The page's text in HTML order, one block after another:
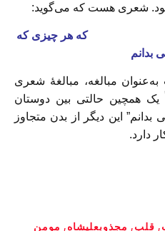
شعری هست که می‌گوید:
به جانمکه هر چیزی که
بدانم
مبالغه، مبالغهٔ شعری
همچین حالتی بین دوستان
این دیگر از بدن متجاوز
دارد.
, قلب, مجذوبعلیشاه, مومن